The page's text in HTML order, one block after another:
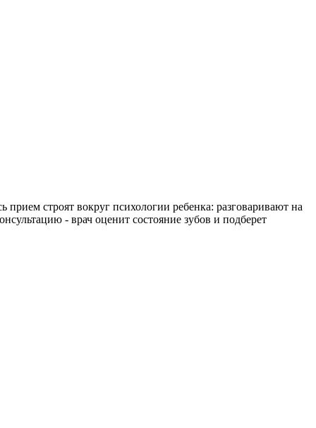
строят вокруг психологии ребенка: разговаривают на
- врач оценит состояние зубов и подберет